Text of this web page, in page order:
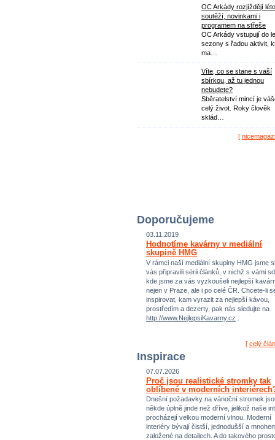
OC Arkády rozjíždějí léto
soutěží, novinkami i
programem na střeše
OC Arkády vstupují do
sezony s řadou aktivit,
ma…
Víte, co se stane s vaší
sbírkou, až tu jednou
nebudete?
Sběratelství mincí je
celý život. Roky člověk
sklád…
[
Doporučujeme
03.11.2019
Hodnotíme kavárny v mediální
skupině HMG
V rámci naší mediální skupiny HMG jsme
vás připravili sérii článků, v nichž s vámi
kde jsme za vás vyzkoušeli nejlepší
nejen v Praze, ale i po celé ČR. Chcete-li
inspirovat, kam vyrazit za nejlepší kávou,
prostředím a dezerty, pak nás sledujte na
http://www.NejlepsiKavarny.cz
[ celý
Inspirace
07.07.2026
Proč jsou realistické stromky tak
oblíbené v moderních
Dnešní požadavky na vánoční stromek
někde úplně jinde než dříve, jelikož naše
procházejí velkou moderní vlnou. Moderní
interiéry bývají čistší, jednodušší a
založené na detailech. A do takového